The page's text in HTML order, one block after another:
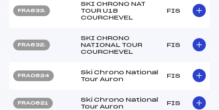
FRA633.
SKI CHRONO NAT
TOUR U18
COURCHEVEL
FIS
FRA632.
SKI CHRONO
NATIONAL TOUR
COURCHEVEL
FIS
FRA0624
Ski Chrono National
Tour Auron
FIS
FRA0621
Ski Chrono National
Tour Auron
FIS